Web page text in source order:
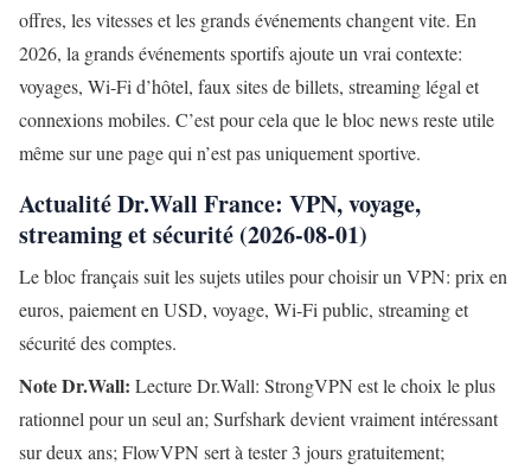
offres, les vitesses et les grands événements changent vite. En
2026, la grands événements sportifs ajoute un vrai contexte:
voyages, Wi-Fi d’hôtel, faux sites de billets, streaming légal et
connexions mobiles. C’est pour cela que le bloc news reste utile
même sur une page qui n’est pas uniquement sportive.
Actualité Dr.Wall France: VPN, voyage,
streaming et sécurité (2026-08-01)
Le bloc français suit les sujets utiles pour choisir un VPN: prix en
euros, paiement en USD, voyage, Wi-Fi public, streaming et
sécurité des comptes.
Note Dr.Wall: Lecture Dr.Wall: StrongVPN est le choix le plus
rationnel pour un seul an; Surfshark devient vraiment intéressant
sur deux ans; FlowVPN sert à tester 3 jours gratuitement;